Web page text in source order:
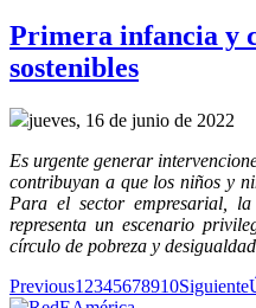
Primera infancia y
sostenibles
jueves, 16 de junio de 2022
Es urgente generar
contribuyan a que los niños y
Para el sector empresarial,
representa un escenario
círculo de pobreza y
Previous1 2345678910Siguiente